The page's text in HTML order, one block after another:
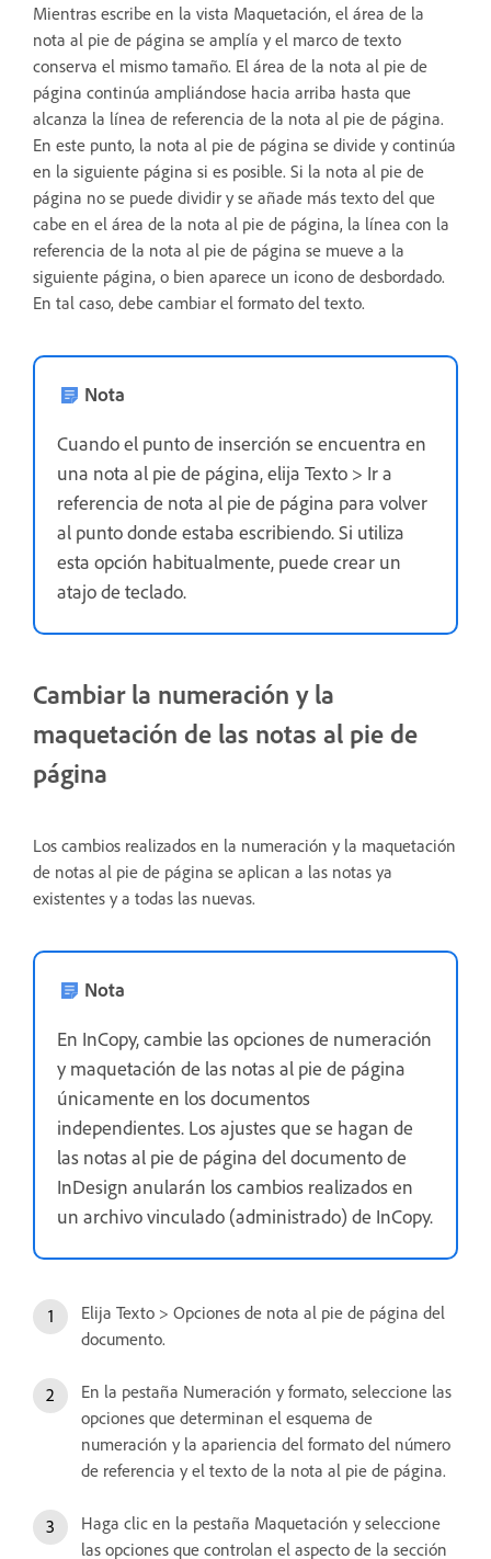
Mientras escribe en la vista Maquetación, el área de la
nota al pie de página se amplía y el marco de texto
conserva el mismo tamaño. El área de la nota al pie de
página continúa ampliándose hacia arriba hasta que
alcanza la línea de referencia de la nota al pie de página.
En este punto, la nota al pie de página se divide y continúa
en la siguiente página si es posible. Si la nota al pie de
página no se puede dividir y se añade más texto del que
cabe en el área de la nota al pie de página, la línea con la
referencia de la nota al pie de página se mueve a la
siguiente página, o bien aparece un icono de desbordado.
En tal caso, debe cambiar el formato del texto.
Nota
Cuando el punto de inserción se encuentra en
una nota al pie de página, elija Texto > Ir a
referencia de nota al pie de página para volver
al punto donde estaba escribiendo. Si utiliza
esta opción habitualmente, puede crear un
atajo de teclado.
Cambiar la numeración y la
maquetación de las notas al pie de
página
Los cambios realizados en la numeración y la maquetación
de notas al pie de página se aplican a las notas ya
existentes y a todas las nuevas.
Nota
En InCopy, cambie las opciones de numeración
y maquetación de las notas al pie de página
únicamente en los documentos
independientes. Los ajustes que se hagan de
las notas al pie de página del documento de
InDesign anularán los cambios realizados en
un archivo vinculado (administrado) de InCopy.
Elija Texto > Opciones de nota al pie de página del
documento.
En la pestaña Numeración y formato, seleccione las
opciones que determinan el esquema de
numeración y la apariencia del formato del número
de referencia y el texto de la nota al pie de página.
Haga clic en la pestaña Maquetación y seleccione
las opciones que controlan el aspecto de la sección